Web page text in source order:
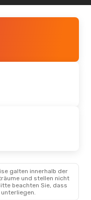
galten innerhalb der
und stellen nicht
beachten Sie, dass